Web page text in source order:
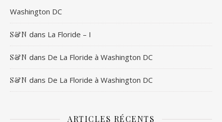
Washington DC
S&N dans La Floride – I
S&N dans De La Floride à Washington DC
S&N dans De La Floride à Washington DC
ARTICLES RÉCENTS